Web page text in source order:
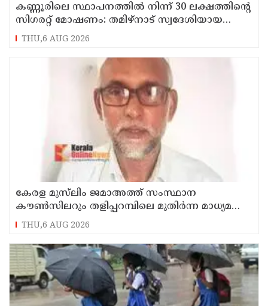
കണ്ണൂരിലെ സ്ഥാപനത്തിൽ നിന്ന് 30 ലക്ഷത്തിന്റെ
സിഗരറ്റ് മോഷണം: തമിഴ്‌നാട് സ്വദേശിയായ
സെയിൽസ്മാൻ തെങ്കാശിയിൽ പിടിയിൽ
THU,6 AUG 2026
കേരള മുസ്‌ലിം ജമാഅത്ത് സംസ്ഥാന
കൗൺസിലറും തളിപ്പറമ്പിലെ മുതിർന്ന മാധ്യമ
പ്രവർത്തകനുമായ ബി എ അലി മൊഗ്രാൽ
നിര്യാതനായി
THU,6 AUG 2026